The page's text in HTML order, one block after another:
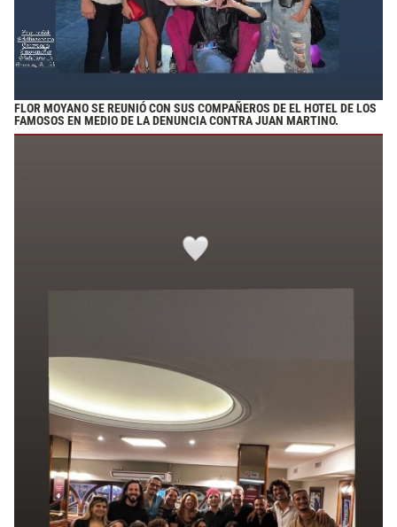
FLOR MOYANO SE REUNIÓ CON SUS COMPAÑEROS DE EL HOTEL DE LOS
FAMOSOS EN MEDIO DE LA DENUNCIA CONTRA JUAN MARTINO.